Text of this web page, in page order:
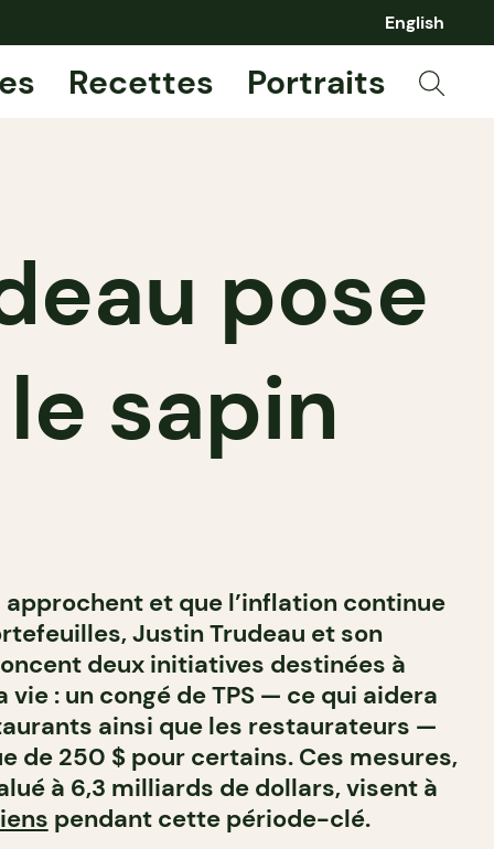
English
Recettes Portraits
pose
sapin
approchent et que l’inflation continue
Justin Trudeau et son
deux initiatives destinées à
vie : un congé de TPS — ce qui aidera
ainsi que les restaurateurs —
de 250 $ pour certains. Ces mesures,
à 6,3 milliards de dollars, visent à
pendant cette période-clé.